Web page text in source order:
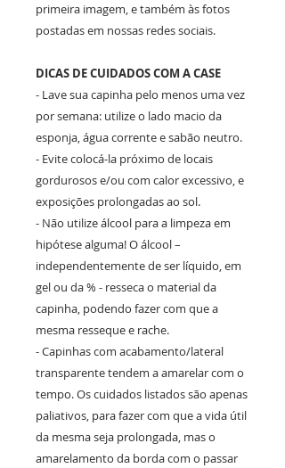
primeira imagem, e também às fotos
postadas em nossas redes sociais.
DICAS DE CUIDADOS COM A CASE
- Lave sua capinha pelo menos uma vez
por semana: utilize o lado macio da
esponja, água corrente e sabão neutro.
- Evite colocá-la próximo de locais
gordurosos e/ou com calor excessivo, e
exposições prolongadas ao sol.
- Não utilize álcool para a limpeza em
hipótese alguma! O álcool –
independentemente de ser líquido, em
gel ou da % - resseca o material da
capinha, podendo fazer com que a
mesma resseque e rache.
- Capinhas com acabamento/lateral
transparente tendem a amarelar com o
tempo. Os cuidados listados são apenas
paliativos, para fazer com que a vida útil
da mesma seja prolongada, mas o
amarelamento da borda com o passar